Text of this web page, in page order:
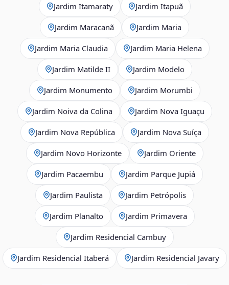
Jardim Itamaraty Jardim Itapuã
Jardim Maracanã Jardim Maria
Jardim Maria Claudia Jardim Maria Helena
Jardim Matilde II Jardim Modelo
Jardim Monumento Jardim Morumbi
Jardim Noiva da Colina Jardim Nova Iguaçu
Jardim Nova República Jardim Nova Suíça
Jardim Novo Horizonte Jardim Oriente
Jardim Pacaembu Jardim Parque Jupiá
Jardim Paulista Jardim Petrópolis
Jardim Planalto Jardim Primavera
Jardim Residencial Cambuy
Jardim Residencial Itaberá Jardim Residencial Javary